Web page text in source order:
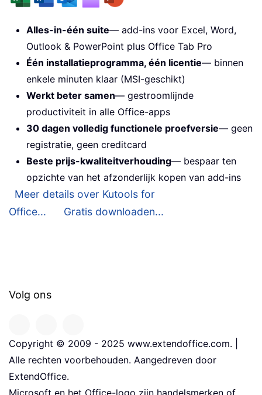
Alles-in-één suite— add-ins voor Excel, Word,
Outlook & PowerPoint plus Office Tab Pro
Één installatieprogramma, één licentie— binnen
enkele minuten klaar (MSI-geschikt)
Werkt beter samen— gestroomlijnde
productiviteit in alle Office-apps
30 dagen volledig functionele proefversie— geen
registratie, geen creditcard
Beste prijs-kwaliteitverhouding— bespaar ten
opzichte van het afzonderlijk kopen van add-ins
Meer details over Kutools for
Office...
Gratis downloaden...
Volg ons
Copyright © 2009 - 2025 www.extendoffice.com. |
Alle rechten voorbehouden. Aangedreven door
ExtendOffice.